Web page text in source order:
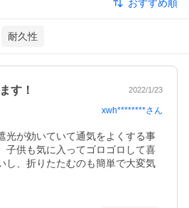
おすすめ順
耐久性
す！ 2022/1/23
xwh********さん
光が効いていて通気をよくする事
子供も気に入ってゴロゴロして喜
し、折りたたむのも簡単で大変気